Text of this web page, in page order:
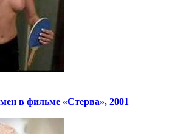
в фильме «Стерва», 2001